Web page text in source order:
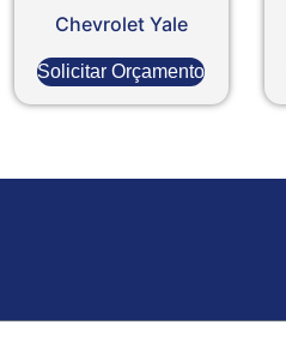
Chevrolet Yale
Solicitar Orçamento